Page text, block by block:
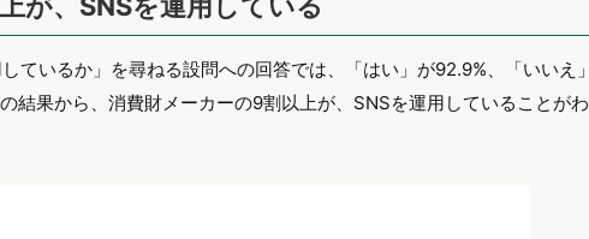
ているか」を尋ねる設問への回答では、「はい」が92.9%、「いいえ」
結果から、消費財メーカーの9割以上が、SNSを運用していることがわ